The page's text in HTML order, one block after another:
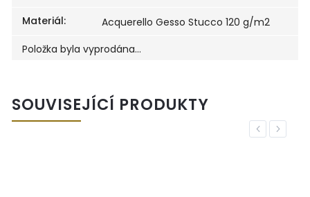
Materiál:
Acquerello Gesso Stucco 120 g/m2
Položka byla vyprodána…
SOUVISEJÍCÍ PRODUKTY
Previous
Next